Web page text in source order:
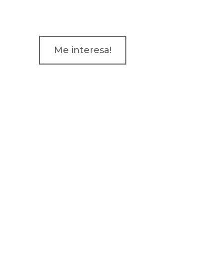
Me interesa!